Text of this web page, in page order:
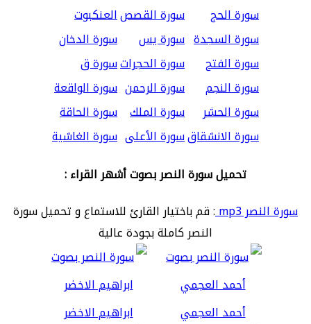
سورة الحج
سورة القصصالعنكبوت
سورة السجدة سورة يس
سورة الدخان
سورة الفتح
سورة الحجراتسورة ق
سورة النجم
سورة الرحمن سورة الواقعة
سورة الحشر
سورة الملك سورة الحاقة
سورة الانشقاقسورة الأعلى سورة الغاشية
تحميل سورة النصر بصوت أشهر القراء :
سورة النصر mp3
: قم باختيار القارئ للاستماع و تحميل سورة
النصر كاملة بجودة عالية
أحمد العجمي ابراهيم الاخضر